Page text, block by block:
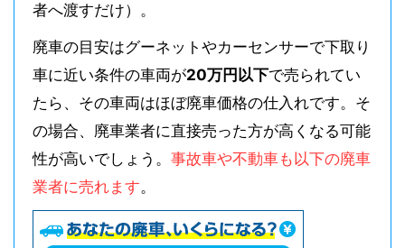
者へ渡すだけ）。
廃車の目安はグーネットやカーセンサーで下取り
車に近い条件の車両が20万円以下で売られてい
たら、その車両はほぼ廃車価格の仕入れです。そ
の場合、廃車業者に直接売った方が高くなる可能
性が高いでしょう。 事故車や不動車も以下の廃車
業者に売れます。